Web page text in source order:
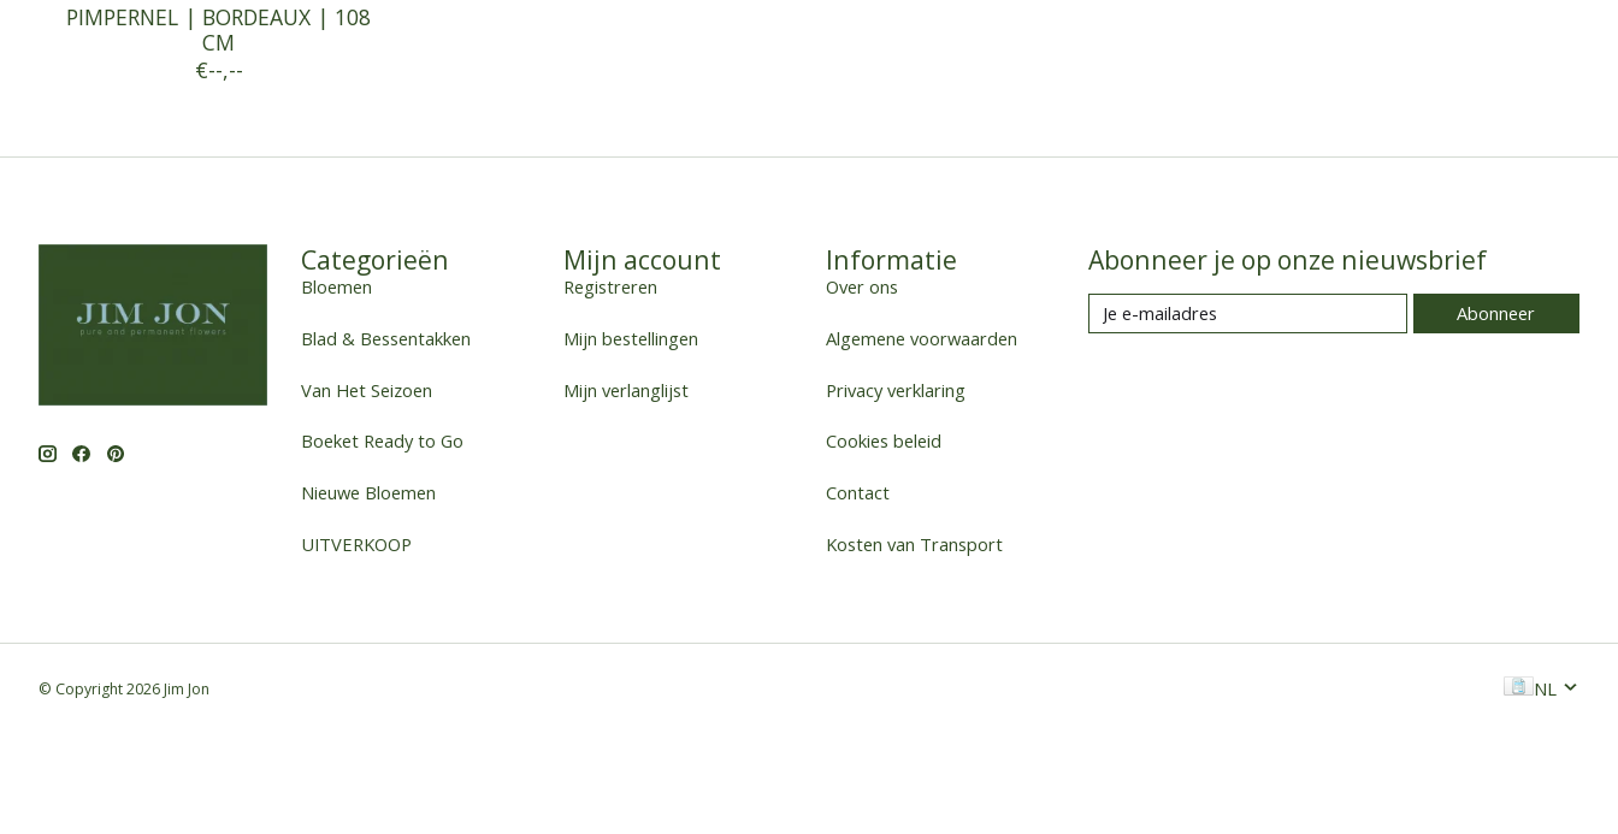
PIMPERNEL | BORDEAUX | 108
CM
€--,--
Categorieën
Bloemen
Blad & Bessentakken
Van Het Seizoen
Boeket Ready to Go
Nieuwe Bloemen
UITVERKOOP
Mijn account
Registreren
Mijn bestellingen
Mijn verlanglijst
Informatie
Over ons
Algemene voorwaarden
Privacy verklaring
Cookies beleid
Contact
Kosten van Transport
Abonneer je op onze nieuwsbrief
Abonneer
© Copyright 2026 Jim Jon NL